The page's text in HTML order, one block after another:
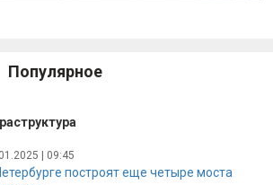
Популярное
| 09:45
построят еще четыре моста